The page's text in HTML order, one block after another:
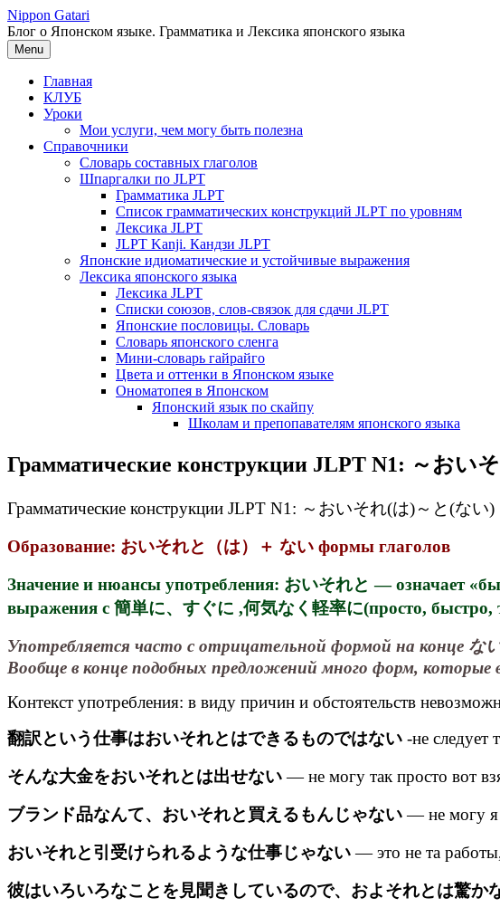
Перейти
к
содержимому
Nippon Gatari
Блог о Японском языке. Грамматика и Лексика японского языка
Menu
Главная
КЛУБ
Уроки
Мои услуги, чем могу быть полезна
Справочники
Словарь составных глаголов
Шпаргалки по JLPT
Грамматика JLPT
Список грамматических конструкций JLPT по уровням
Лексика JLPT
JLPT Kanji. Кандзи JLPT
Японские идиоматические и устойчивые выражения
Лексика японского языка
Лексика JLPT
Списки союзов, слов-связок для сдачи JLPT
Японские пословицы. Словарь
Словарь японского сленга
Мини-словарь гайрайго
Цвета и оттенки в Японском языке
Ономатопея в Японском
Японский язык по скайпу
Школам и препопавателям японского языка
Грамматические конструкции JLPT N1: ～おい
Грамматические конструкции JLPT N1: ～おいそれ(は)～と(ない)
Образование: おいそれと（は）＋ ない формы глаголов
Значение и нюансы употребления: おいそれと — означает
выражения с 簡単に、すぐに ,何気なく軽率に(просто, быстро,
Употребляется часто с отрицательной формой на конце
Вообще в конце подобных предложений много форм,
Контекст употребления: в виду причин и обстоятельств
翻訳という仕事はおいそれとはできるものではない -не следует
そんな大金をおいそれとは出せない— не могу так просто вот
ブランド品なんて、おいそれと買えるもんじゃない— не могу я
おいそれと引受けられるような仕事じゃない— это не та
彼はいろいろなことを見聞きしているので、およそれとは驚か